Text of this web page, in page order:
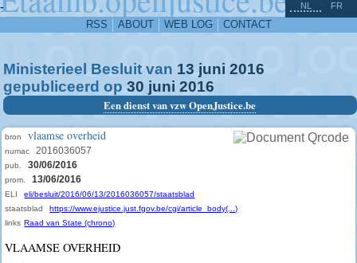
-
RSS ABOUT WEB LOG CONTACT
NL FR
Ministerieel Besluit van 13 juni 2016
gepubliceerd op 30 juni 2016
Een dienst van vzw OpenJustice.be
bron vlaamse overheid
numac 2016036057
pub. 30/06/2016
prom. 13/06/2016
ELI
eli/besluit/2016/06/13/2016036057/staatsblad
staatsblad
https://www.ejustice.just.fgov.be/cgi/article_body(...)
links Raad van State (chrono)
VLAAMSE OVERHEID
^